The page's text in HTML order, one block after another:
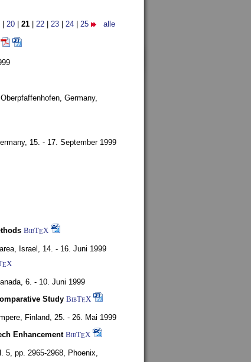
20 21 22 23 24 25 alle
Oberpfaffenhofen, Germany,
15. - 17. September 1999
BibTEX
Israel, 14. - 16. Juni 1999
EX
6. - 10. Juni 1999
Study BibTEX
Finland, 25. - 26. Mai 1999
Enhancement BibTEX
5, pp. 2965-2968, Phoenix,